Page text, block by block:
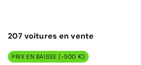
207 voituresen vente
PRIX EN BAISSE (-500 €)